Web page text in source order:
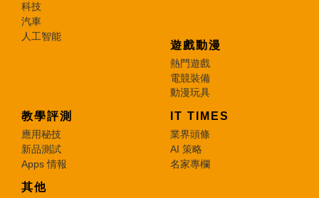
科技
汽車
人工智能
遊戲動漫
熱門遊戲
電競裝備
動漫玩具
教學評測
應用秘技
新品測試
Apps 情報
IT TIMES
業界頭條
AI 策略
名家專欄
其他